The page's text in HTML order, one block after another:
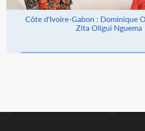
Côte d'Ivoire-Gabon : Dominique
Zita Oligui Nguema